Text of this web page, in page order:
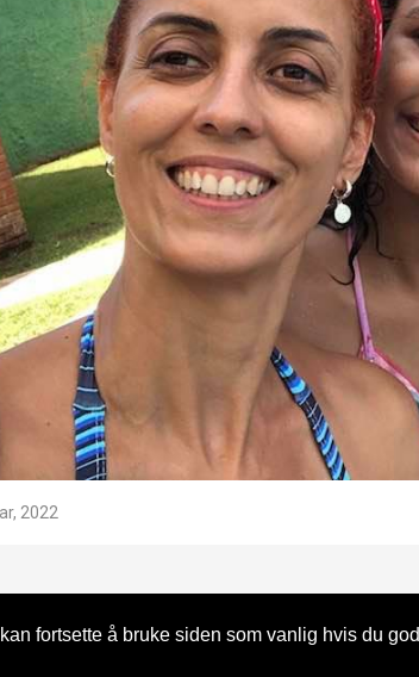
fortsette å bruke siden som vanlig hvis du
2022